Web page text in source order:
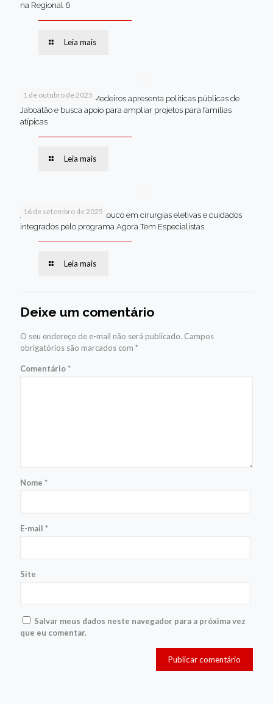
na Regional 6
Leia mais
1 de outubro de 2025
Em Brasília, Andréa Medeiros apresenta políticas públicas de
Jaboatão e busca apoio para ampliar projetos para famílias
atípicas
Leia mais
16 de setembro de 2025
Jaboatão lidera Pernambuco em cirurgias eletivas e cuidados
integrados pelo programa Agora Tem Especialistas
Leia mais
Deixe um comentário
O seu endereço de e-mail não será publicado. Campos
obrigatórios são marcados com *
Comentário*
Nome *
E-mail *
Site
Salvar meus dados neste navegador para a próxima vez
que eu comentar.